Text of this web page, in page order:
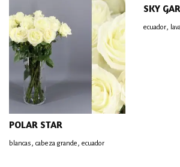
POLAR STAR
blancas, cabeza grande, ecuador
SKY
ecuador,